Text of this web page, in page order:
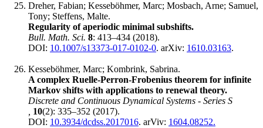
Dreher, Fabian; Kesseböhmer, Marc; Mosbach, Arne; Samuel,
Tony; Steffens, Malte.
Regularity of aperiodic minimal subshifts.
Bull. Math. Sci. 8: 413‍–434 (2018).
DOI: 10.1007/s13373-017-0102-0. arXiv: 1610.03163.
Kesseböhmer, Marc; Kombrink, Sabrina.
A complex Ruelle-Perron-Frobenius theorem for infinite
Markov shifts with applications to renewal theory.
Discrete and Continuous Dynamical Systems - Series S
10(2): 335‍–352 (2017).
DOI: 10.3934/dcdss.2017016. arViv: 1604.08252.